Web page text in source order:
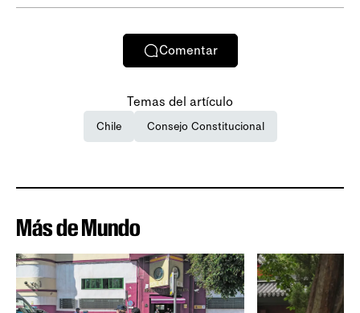
Comentar
Temas del artículo
Chile Consejo Constitucional
Más de Mundo